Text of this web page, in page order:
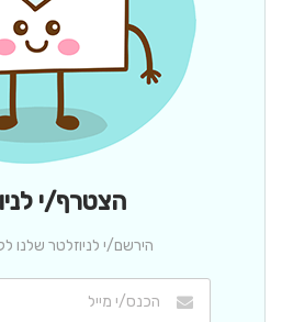
הצטרף/י
הירשם/י לניוזלטר שלנו